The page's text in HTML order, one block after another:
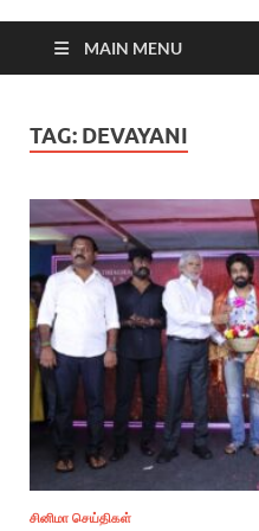
MAIN MENU
TAG: DEVAYANI
சினிமா செய்திகள்